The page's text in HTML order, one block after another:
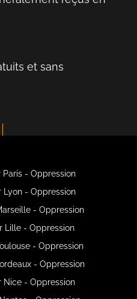
et sans
Paris - Oppression
Lyon - Oppression
- Oppression
Lille - Oppression
- Oppression
- Oppression
Nice - Oppression